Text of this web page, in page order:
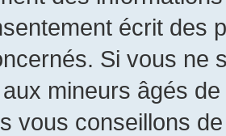
écrit des
Si vous ne
mineurs âgés
vous conseillons